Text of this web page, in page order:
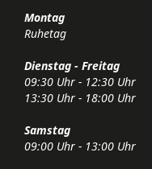
Montag
Ruhetag
Dienstag - Freitag
09:30 Uhr - 12:30 Uhr
13:30 Uhr - 18:00 Uhr
Samstag
09:00 Uhr - 13:00 Uhr